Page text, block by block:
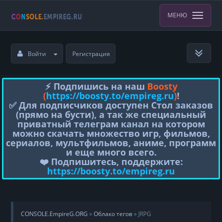
МЕНЮ
Войти Регистрация
⚡️ Подпишись на наш Boosty
(https://boosty.to/empireg.ru)!
✅ Для подписчиков доступен Стол заказов
(прямо на бусти), а так же специальный
приватный телеграм канал на котором
можно скачать множество игр, фильмов,
сериалов, мультфильмов, аниме, программ
и еще много всего.
❤️ Подпишитесь, поддержите:
https://boosty.to/empireg.ru
CONSOLE.EmpireG.ORG »Облако тегов» JRPG